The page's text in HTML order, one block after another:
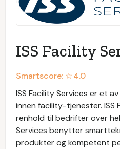
ISS Facility
Smartscore: ☆4.0
ISS Facility Services er et
innen facility-tjenester. ISS
renhold til bedrifter over
Services benytter
produkter og kompetent